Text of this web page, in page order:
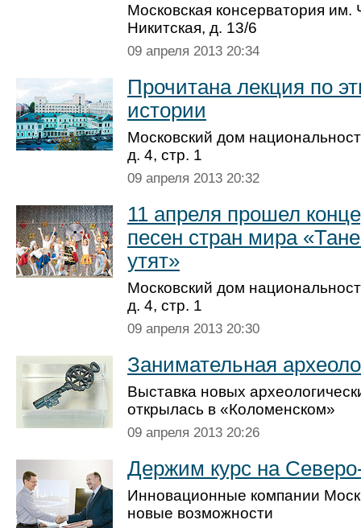
Московская консерватория им.
Никитская, д. 13/6
09 апреля 2013 20:34
Прочитана лекция по
истории
Московский дом
д. 4, стр. 1
09 апреля 2013 20:32
11 апреля прошел
песен стран мира
утят»
Московский дом
д. 4, стр. 1
09 апреля 2013 20:30
Занимательная
Выставка новых
открылась в «Коломенском»
09 апреля 2013 20:26
Держим курс на
Инновационные компании
новые возможности